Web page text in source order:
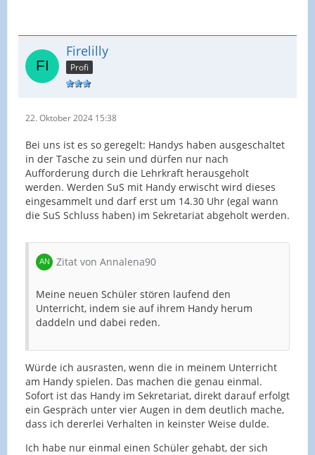
Firelilly
Profi
22. Oktober 2024 15:38
Bei uns ist es so geregelt: Handys haben ausgeschaltet
in der Tasche zu sein und dürfen nur nach
Aufforderung durch die Lehrkraft herausgeholt
werden. Werden SuS mit Handy erwischt wird dieses
eingesammelt und darf erst um 14.30 Uhr (egal wann
die SuS Schluss haben) im Sekretariat abgeholt werden.
Zitat von Annalena90
Meine neuen Schüler stören laufend den
Unterricht, indem sie auf ihrem Handy herum
daddeln und dabei reden.
Würde ich ausrasten, wenn die in meinem Unterricht
am Handy spielen. Das machen die genau einmal.
Sofort ist das Handy im Sekretariat, direkt darauf erfolgt
ein Gespräch unter vier Augen in dem deutlich mache,
dass ich dererlei Verhalten in keinster Weise dulde.
Ich habe nur einmal einen Schüler gehabt, der sich